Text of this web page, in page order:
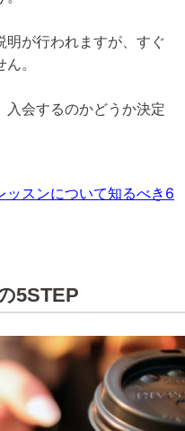
明が行われますが、すぐ
。
入会するのかどうか決定
ッスンについて知るべき6
5STEP